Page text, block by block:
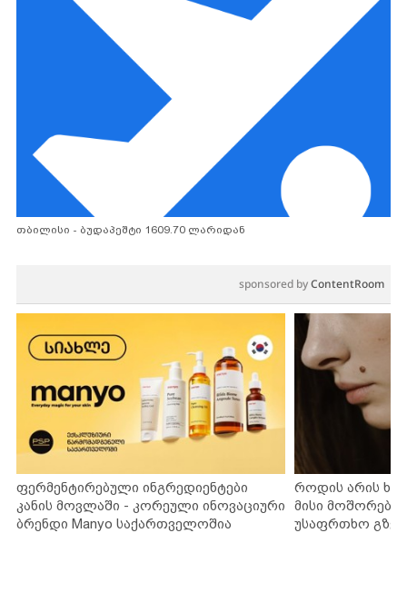
თბილისი - ბუდაპეშტი 1609.70 ლარიდან
sponsored byContentRoom
ფერმენტირებული ინგრედიენტები
კანის მოვლაში - კორეული ინოვაციური
ბრენდი Manyo საქართველოშია
როდის არის
მისი
უსაფრთხო